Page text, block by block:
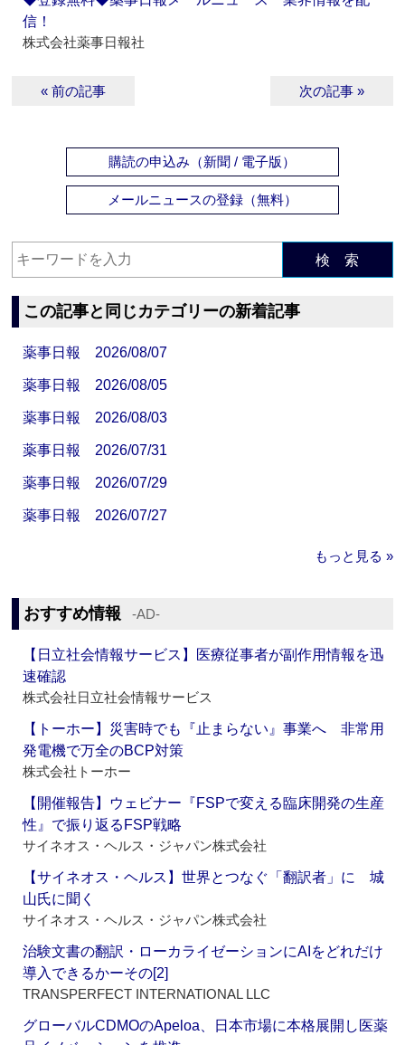
信！
株式会社薬事日報社
« 前の記事 次の記事 »
購読の申込み（新聞 / 電子版）
メールニュースの登録（無料）
検 索
この記事と同じカテゴリーの新着記事
薬事日報 2026/08/07
薬事日報 2026/08/05
薬事日報 2026/08/03
薬事日報 2026/07/31
薬事日報 2026/07/29
薬事日報 2026/07/27
もっと見る »
おすすめ情報 ‐AD‐
【日立社会情報サービス】医療従事者が副作用情報を迅
速確認
株式会社日立社会情報サービス
【トーホー】災害時でも『止まらない』事業へ 非常用
発電機で万全のBCP対策
株式会社トーホー
【開催報告】ウェビナー『FSPで変える臨床開発の生産
性』で振り返るFSP戦略
サイネオス・ヘルス・ジャパン株式会社
【サイネオス・ヘルス】世界とつなぐ「翻訳者」に 城
山氏に聞く
サイネオス・ヘルス・ジャパン株式会社
治験文書の翻訳・ローカライゼーションにAIをどれだけ
導入できるかーその[2]
TRANSPERFECT INTERNATIONAL LLC
グローバルCDMOのApeloa、日本市場に本格展開し医薬